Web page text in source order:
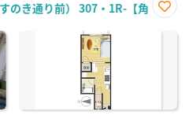
のき通り前） 307・1R-【角
に入